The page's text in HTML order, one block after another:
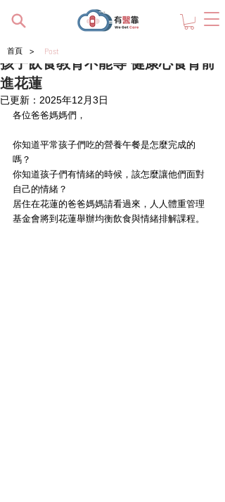
孩子飲食教育不能等 健康心食育前
進花蓮
已更新： 2025年12月3日
各位爸爸媽媽們，
你知道平常孩子們吃的營養午餐是怎麼完成的
嗎？
你知道孩子們有情緒的時候，該怎麼讓他們面對
自己的情緒？
居住在花蓮的爸爸媽媽請看過來，人人體重管理
基金會將到花蓮舉辦均衡飲食與情緒排解課程。
首頁 > Post